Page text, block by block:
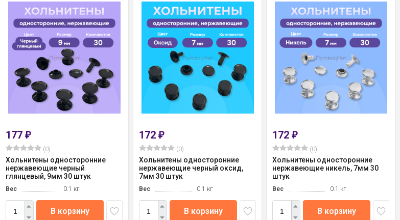
177 ₽
(0)
Хольнитены односторонние
нержавеющие черный
глянцевый, 9мм 30 штук
Вес 0.1 кг
В корзину
172 ₽
(0)
Хольнитены односторонние
нержавеющие черный оксид,
7мм 30 штук
Вес 0.1 кг
В корзину
172 ₽
(0)
Хольнитены односторонние
нержавеющие никель, 7мм 30
штук
Вес 0.1 кг
В корзину